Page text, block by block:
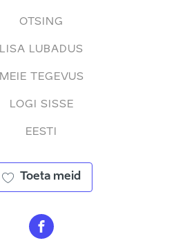
OTSING
LISA LUBADUS
MEIE TEGEVUS
LOGI SISSE
EESTI
Toeta meid